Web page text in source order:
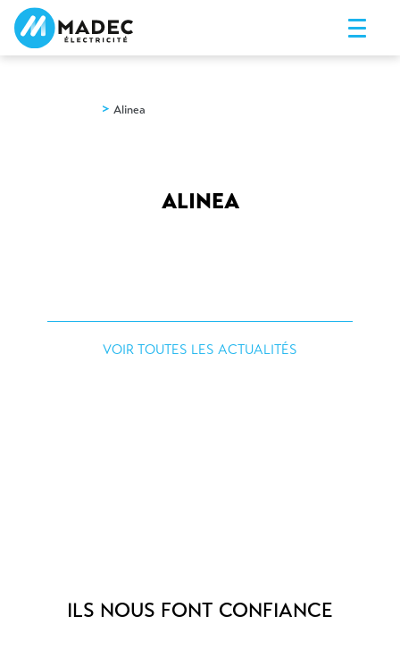
> Alinea
ALINEA
VOIR TOUTES LES ACTUALITÉS
ILS NOUS FONT CONFIANCE